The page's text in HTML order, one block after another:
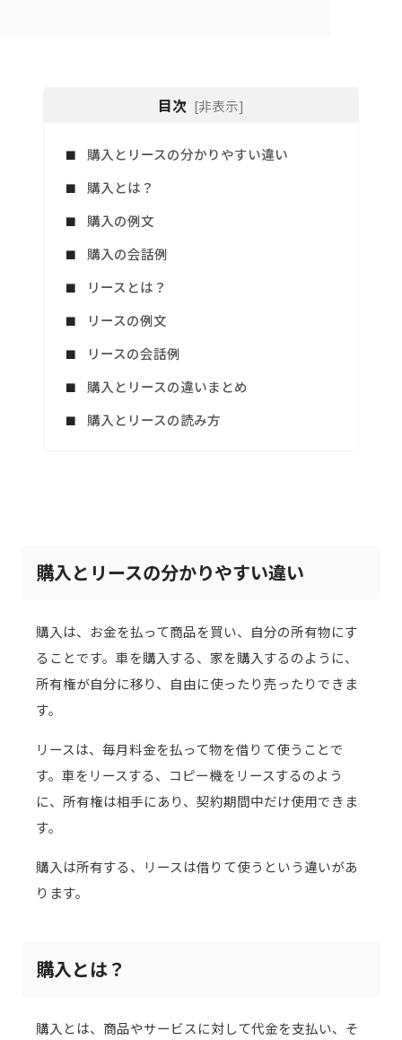
目次 [非表示]
購入とリースの分かりやすい違い
購入とは？
購入の例文
購入の会話例
リースとは？
リースの例文
リースの会話例
購入とリースの違いまとめ
購入とリースの読み方
購入とリースの分かりやすい違い
購入は、お金を払って商品を買い、自分の所有物にす
ることです。車を購入する、家を購入するのように、
所有権が自分に移り、自由に使ったり売ったりできま
す。
リースは、毎月料金を払って物を借りて使うことで
す。車をリースする、コピー機をリースするのよう
に、所有権は相手にあり、契約期間中だけ使用できま
す。
購入は所有する、リースは借りて使うという違いがあ
ります。
購入とは？
購入とは、商品やサービスに対して代金を支払い、そ